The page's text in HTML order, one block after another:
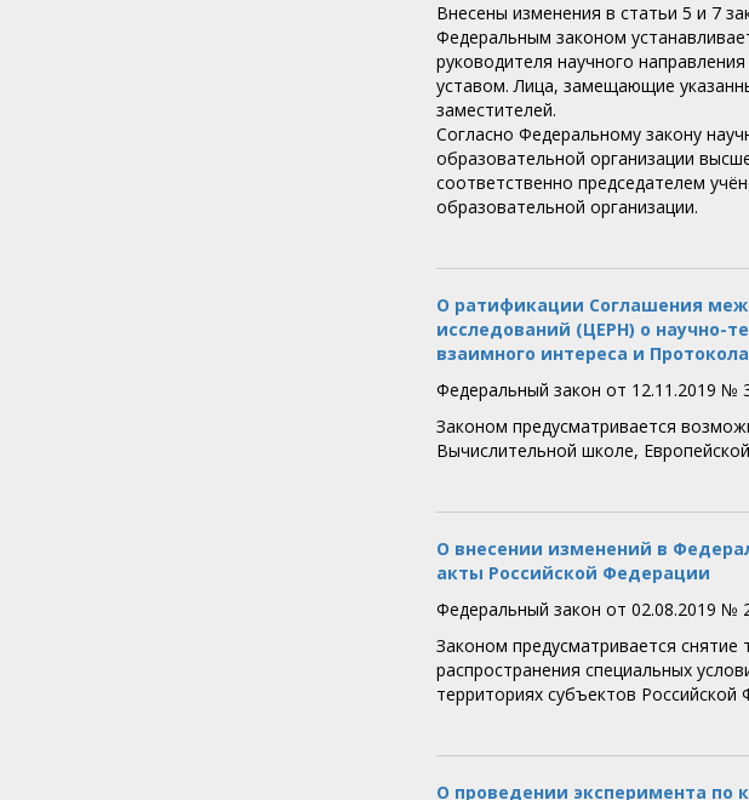
Внесены изменения в статьи 5 и 7
Федеральным законом
руководителя научного
уставом. Лица, замещающие
заместителей.
Согласно Федеральному закону
образовательной организации
соответственно председателем
образовательной организации.
О ратификации Соглашения
исследований (ЦЕРН) о научно-
взаимного интереса и
Федеральный закон от 12.11.2019 №
Законом предусматривается
Вычислительной школе,
О внесении изменений в
акты Российской Федерации
Федеральный закон от 02.08.2019 №
Законом предусматривается снятие
распространения специальных
территориях субъектов
О проведении эксперимента по